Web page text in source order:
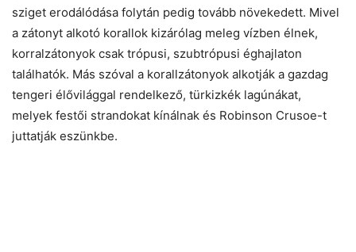
sziget erodálódása folytán pedig tovább növekedett. Mivel
a zátonyt alkotó korallok kizárólag meleg vízben élnek,
korralzátonyok csak trópusi, szubtrópusi éghajlaton
találhatók. Más szóval a korallzátonyok alkotják a gazdag
tengeri élővilággal rendelkező, türkizkék lagúnákat,
melyek festői strandokat kínálnak és Robinson Crusoe-t
juttatják eszünkbe.